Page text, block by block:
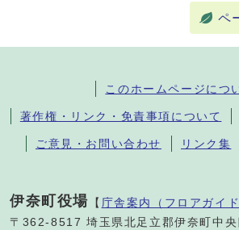
ペ
このホームページにつ
著作権・リンク・免責事項について
ご意見・お問い合わせ リンク集
伊奈町役場 【 庁舎案内（フロアガイド
〒362-8517 埼玉県北足立郡伊奈町中